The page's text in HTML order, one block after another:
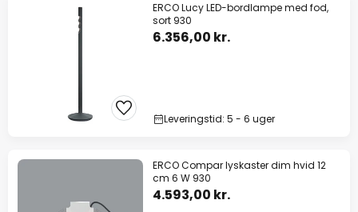
ERCO Lucy LED-bordlampe med fod,
sort 930
6.356,00 kr.
Leveringstid: 5 - 6 uger
ERCO Compar lyskaster dim hvid 12
cm 6 W 930
4.593,00 kr.